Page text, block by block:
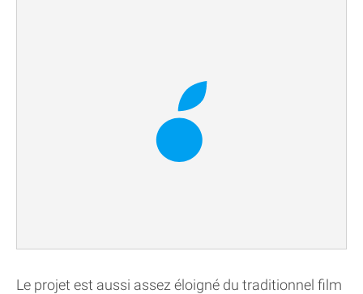
Le projet est aussi assez éloigné du traditionnel film